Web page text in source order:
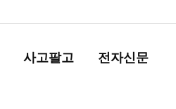
사고팔고 전자신문